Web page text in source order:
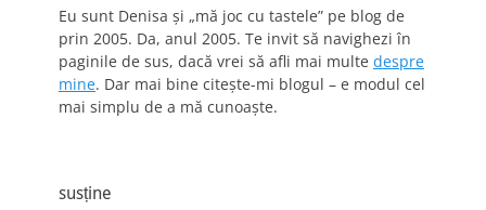
Eu sunt Denisa și „mă joc cu tastele” pe blog de
prin 2005. Da, anul 2005. Te invit să navighezi în
paginile de sus, dacă vrei să afli mai multe despre
mine. Dar mai bine citește-mi blogul – e modul cel
mai simplu de a mă cunoaște.
susține